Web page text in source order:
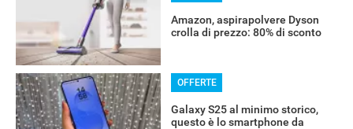
Amazon, aspirapolvere Dyson
crolla di prezzo: 80% di sconto
OFFERTE
Galaxy S25 al minimo storico,
questo è lo smartphone da